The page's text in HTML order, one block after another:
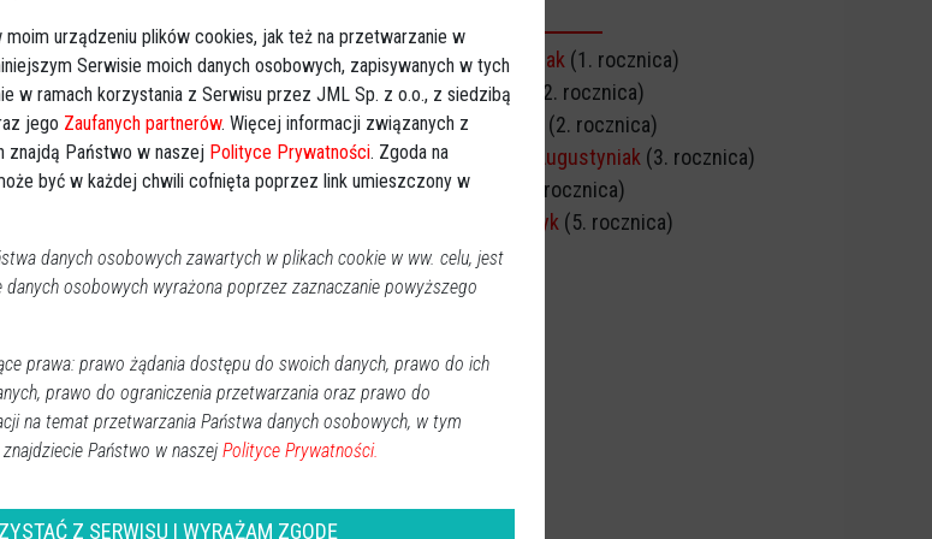
ul. Kujawska
(11.05.24) o godz. 18.00,
o godz. 12.30 w Kaplicy
13, Ostrołęka
↗Udostępnij
Marek Kazimierczak (1. rocznica)
Irena Murawska
(2. rocznica)
Irena Ciborowska
(2. rocznica)
Mariusz Henryk Augustyniak (3. rocznica)
Michał Piątak
(5. rocznica)
Wiesław Szymczyk (5. rocznica)
urządzeniu plików cookies, jak też na przetwarzanie w
Serwisie moich danych osobowych, zapisywanych w tych
w ramach korzystania z Serwisu przez JML Sp. z o.o., z siedzibą
jego Zaufanych partnerów. Więcej informacji związanych z
znajdą Państwo w naszej Polityce Prywatności. Zgoda na
być w każdej chwili cofnięta poprzez link umieszczony w
danych osobowych zawartych w plikach cookie w ww. celu, jest
osobowych wyrażona poprzez zaznaczanie powyższego
prawa: prawo żądania dostępu do swoich danych, prawo do ich
prawo do ograniczenia przetwarzania oraz prawo do
na temat przetwarzania Państwa danych osobowych, w tym
Państwo w naszej Polityce Prywatności.
Z SERWISU I WYRAŻAM ZGODĘ